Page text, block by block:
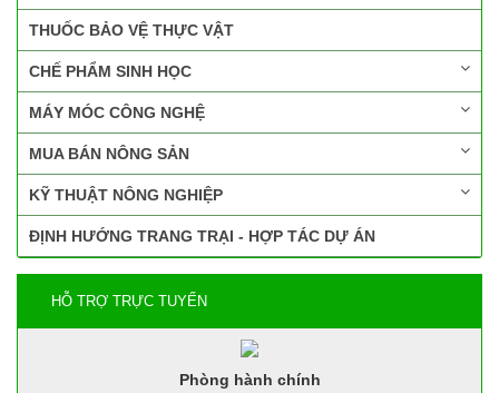
THUỐC BẢO VỆ THỰC VẬT
CHẾ PHẨM SINH HỌC
MÁY MÓC CÔNG NGHỆ
MUA BÁN NÔNG SẢN
KỸ THUẬT NÔNG NGHIỆP
ĐỊNH HƯỚNG TRANG TRẠI - HỢP TÁC DỰ ÁN
HỖ TRỢ TRỰC TUYẾN
Phòng hành chính